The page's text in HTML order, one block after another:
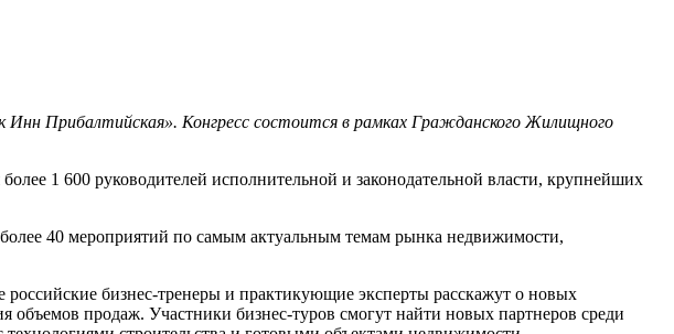
Прибалтийская». Конгресс состоится в рамках Гражданского Жилищного
1 600 руководителей исполнительной и законодательной власти, крупнейших
40 мероприятий по самым актуальным темам рынка недвижимости,
бизнес-тренеры и практикующие эксперты расскажут о новых
объемов продаж. Участники бизнес-туров смогут найти новых партнеров среди